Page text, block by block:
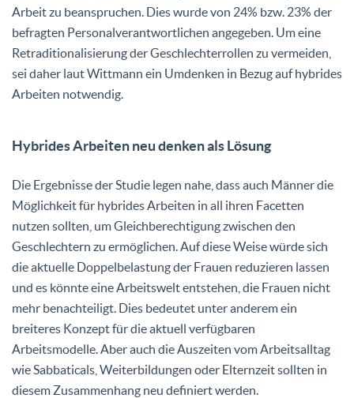
Arbeit zu beanspruchen. Dies wurde von 24% bzw. 23% der
befragten Personalverantwortlichen angegeben. Um eine
Retraditionalisierung der Geschlechterrollen zu vermeiden,
sei daher laut Wittmann ein Umdenken in Bezug auf hybrides
Arbeiten notwendig.
Hybrides Arbeiten neu denken als Lösung
Die Ergebnisse der Studie legen nahe, dass auch Männer die
Möglichkeit für hybrides Arbeiten in all ihren Facetten
nutzen sollten, um Gleichberechtigung zwischen den
Geschlechtern zu ermöglichen. Auf diese Weise würde sich
die aktuelle Doppelbelastung der Frauen reduzieren lassen
und es könnte eine Arbeitswelt entstehen, die Frauen nicht
mehr benachteiligt. Dies bedeutet unter anderem ein
breiteres Konzept für die aktuell verfügbaren
Arbeitsmodelle. Aber auch die Auszeiten vom Arbeitsalltag
wie Sabbaticals, Weiterbildungen oder Elternzeit sollten in
diesem Zusammenhang neu definiert werden.